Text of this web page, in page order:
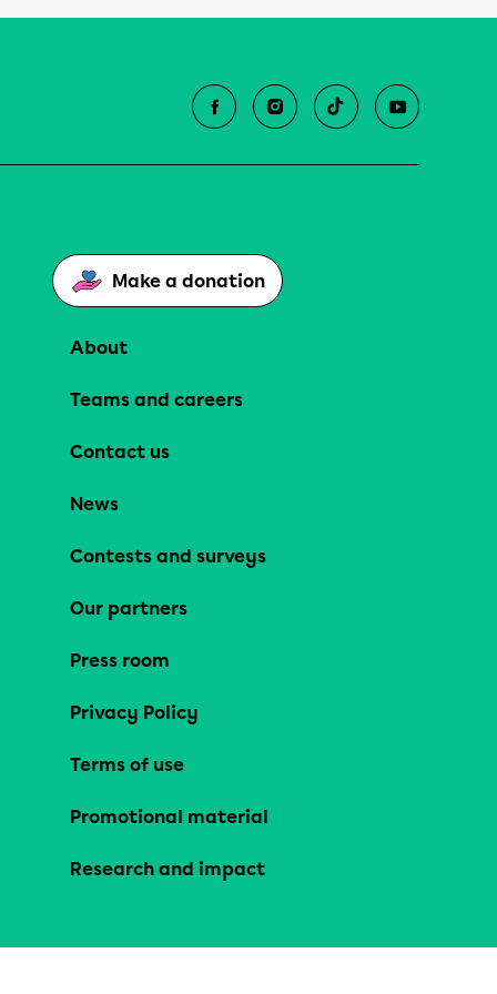
Make a donation
About
Teams and careers
Contact us
News
Contests and surveys
Our partners
Press room
Privacy Policy
Terms of use
Promotional material
Research and impact